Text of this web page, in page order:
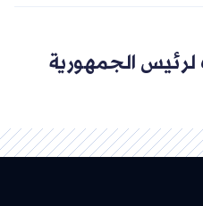
لرئيس الجمهورية